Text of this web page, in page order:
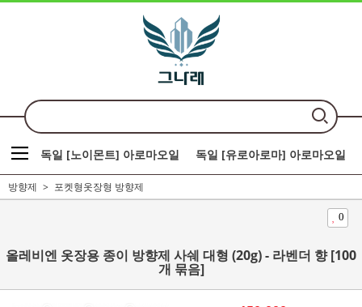
독일 [노이몬트] 아로마오일 독일 [유로아로마] 아로마오일
방향제 포켓형옷장형 방향제
0
올레비엔 옷장용 종이 방향제 사쉐 대형 (20g) - 라벤더 향 [100
개 묶음]